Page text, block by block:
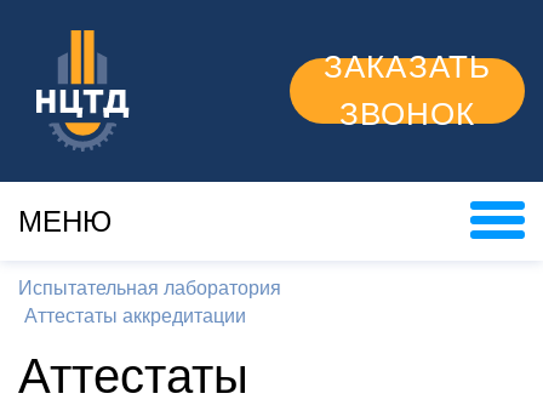
ЗАКАЗАТЬ
ЗВОНОК
МЕНЮ
Испытательная лаборатория
Аттестаты аккредитации
Аттестаты